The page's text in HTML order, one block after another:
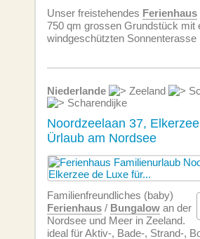
Unser freistehendes Ferienhaus
750 qm grossen Grundstück mit
windgeschützten Sonnenterasse
Niederlande Zeeland
Scharendijke
Noordzeelaan 37,
Ürlaub am Nordsee
Familien­freundliches (baby)
Ferienhaus / Bungalow an der
Nordsee und Meer in Zeeland.
ideal für Aktiv-, Bade-, Strand-,